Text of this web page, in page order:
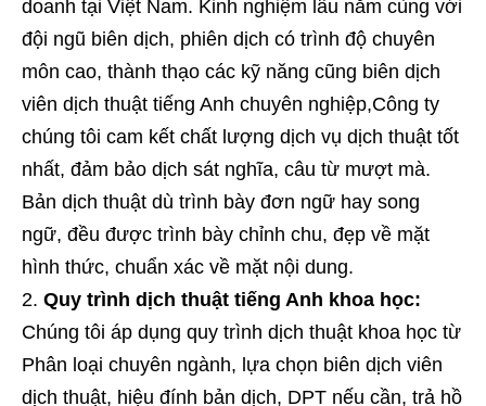
doanh tại Việt Nam. Kinh nghiệm lâu năm cùng với
đội ngũ biên dịch, phiên dịch có trình độ chuyên
môn cao, thành thạo các kỹ năng cũng biên dịch
viên dịch thuật tiếng Anh chuyên nghiệp,Công ty
chúng tôi cam kết chất lượng dịch vụ dịch thuật tốt
nhất, đảm bảo dịch sát nghĩa, câu từ mượt mà.
Bản dịch thuật dù trình bày đơn ngữ hay song
ngữ, đều được trình bày chỉnh chu, đẹp về mặt
hình thức, chuẩn xác về mặt nội dung.
Quy trình dịch thuật tiếng Anh khoa học:
Chúng tôi áp dụng quy trình dịch thuật khoa học từ
Phân loại chuyên ngành, lựa chọn biên dịch viên
dịch thuật, hiệu đính bản dịch, DPT nếu cần, trả hồ